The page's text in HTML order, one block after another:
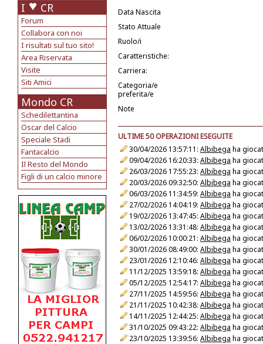
I CR
Forum
Collabora con noi
I risultati sul tuo sito!
Area Riservata
Visite
Siti Amici
Mondo CR
Schedilettantina
Oscar del Calcio
Speciale Stadi
Fantacalcio
Il Resto del Mondo
Figli di un calcio minore
Data Nascita
Stato Attuale
Ruolo/i
Caratteristiche:
Carriera:
Categoria/e
preferita/e
Note
ULTIME 50 OPERAZIONI ESEGUITE
30/04/2026 13:57:11: Albibega ha
09/04/2026 16:20:33: Albibega ha
26/03/2026 17:55:23: Albibega ha
20/03/2026 09:32:50: Albibega ha
06/03/2026 11:34:59: Albibega ha
27/02/2026 14:04:19: Albibega ha
19/02/2026 13:47:45: Albibega ha
13/02/2026 13:31:48: Albibega ha
06/02/2026 10:00:21: Albibega ha
30/01/2026 08:49:00: Albibega ha
23/01/2026 12:10:46: Albibega ha
11/12/2025 13:59:18: Albibega ha
05/12/2025 12:54:17: Albibega ha
27/11/2025 14:59:56: Albibega ha
21/11/2025 10:42:38: Albibega ha
14/11/2025 12:44:25: Albibega ha
31/10/2025 09:43:22: Albibega ha
23/10/2025 13:39:56: Albibega ha